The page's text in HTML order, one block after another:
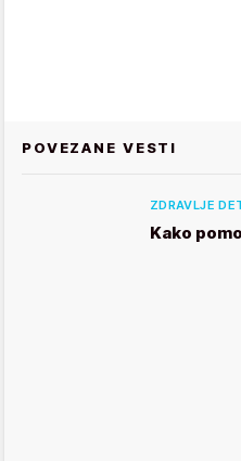
POVEZANE VESTI
ZDRAVLJE
Kako